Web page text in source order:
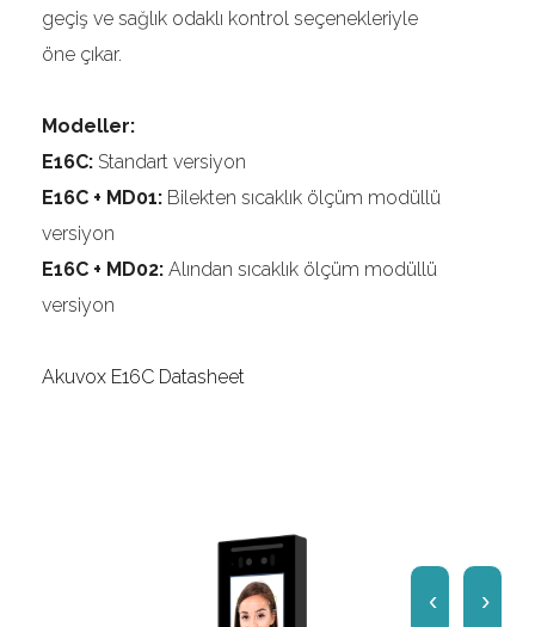
geçiş ve sağlık odaklı kontrol seçenekleriyle
öne çıkar.
Modeller:
E16C: Standart versiyon
E16C + MD01: Bilekten sıcaklık ölçüm modüllü
versiyon
E16C + MD02: Alından sıcaklık ölçüm modüllü
versiyon
Akuvox E16C Datasheet
‹ ›